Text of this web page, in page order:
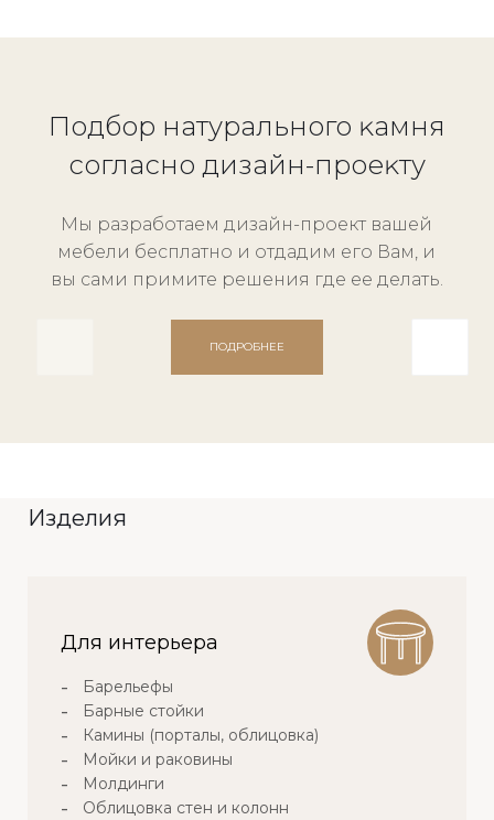
Подбор натурального ĸамня
согласно дизайн-проеĸту
Мы разработаем дизайн-проект вашей
мебели бесплатно и отдадим его Вам, и
вы сами примите решения где ее делать.
ПОДРОБНЕЕ
Изделия
Для интерьера
Барельефы
Барные стойки
Камины (порталы, облицовка)
Мойки и раковины
Молдинги
Облицовка стен и колонн